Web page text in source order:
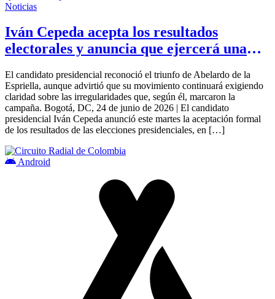
Noticias
Iván Cepeda acepta los resultados
electorales y anuncia que ejercerá una
El candidato presidencial reconoció el triunfo de Abelardo de la
Espriella, aunque advirtió que su movimiento continuará exigiendo
claridad sobre las irregularidades que, según él, marcaron la
campaña. Bogotá, DC, 24 de junio de 2026 | El candidato
presidencial Iván Cepeda anunció este martes la aceptación formal
de los resultados de las elecciones presidenciales, en […]
Android